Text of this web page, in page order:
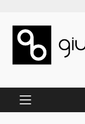
content
PRIMARY